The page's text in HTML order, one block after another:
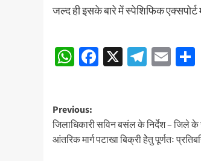
जल्द ही इसके बारे में स्पेशिफिक एक्सपोर्ट
Post
navigation
WhatsApp
Facebook
X
Post
navigation
Previous:
जिलाधिकारी सविन बसंल के निर्देश – जिले
आंतरिक मार्ग पटाखा बिक्री हेेतु पूर्णतः